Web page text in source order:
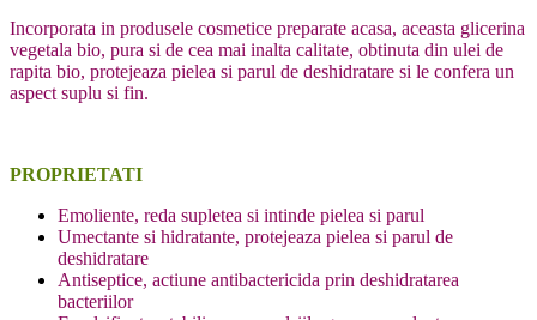
Incorporata in produsele cosmetice preparate acasa, aceasta glicerina
vegetala bio, pura si de cea mai inalta calitate, obtinuta din ulei de
rapita bio, protejeaza pielea si parul de deshidratare si le confera un
aspect suplu si fin.
PROPRIETATI
Emoliente, reda supletea si intinde pielea si parul
Umectante si hidratante, protejeaza pielea si parul de
deshidratare
Antiseptice, actiune antibactericida prin deshidratarea
bacteriilor